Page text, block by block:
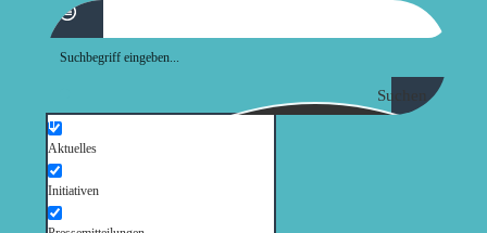
Suchen
Aktuelles
Initiativen